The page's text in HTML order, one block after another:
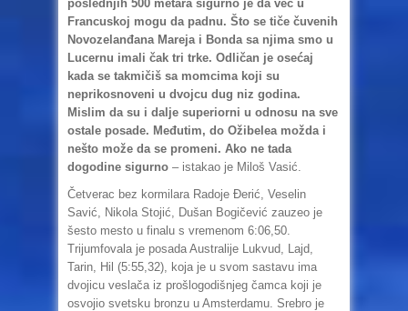
poslednjih 500 metara sigurno je da već u
Francuskoj mogu da padnu. Što se tiče čuvenih
Novozelanđana Mareja i Bonda sa njima smo u
Lucernu imali čak tri trke. Odličan je osećaj
kada se takmičiš sa momcima koji su
neprikosnoveni u dvojcu dug niz godina.
Mislim da su i dalje superiorni u odnosu na sve
ostale posade. Međutim, do Ožibelea možda i
nešto može da se promeni. Ako ne tada
dogodine sigurno – istakao je Miloš Vasić.
Četverac bez kormilara Radoje Đerić, Veselin
Savić, Nikola Stojić, Dušan Bogičević zauzeo je
šesto mesto u finalu s vremenom 6:06,50.
Trijumfovala je posada Australije Lukvud, Lajd,
Tarin, Hil (5:55,32), koja je u svom sastavu ima
dvojicu veslača iz prošlogodišnjeg čamca koji je
osvojio svetsku bronzu u Amsterdamu. Srebro je